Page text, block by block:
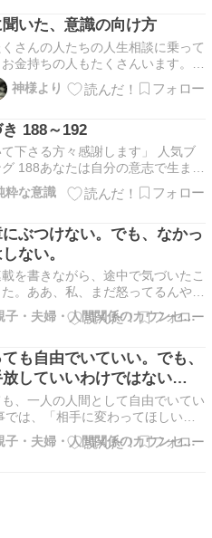
す。発作が終わっても、エネルギ
神…
いた、意識の向け方
さんの人たちの人生相談に乗って
金持ちの人もたくさんいます。中
スーパーお金持ちの人もたくさん知
した人たちのお話を聞くと分かる
普通の人と全然違う。ましてやお
る…
神様より
188～192
て下さる方々感謝します」 人気ブ
188あなたは自分の意志で生まれ
自分の意志で生きていると考えるか
す。実際、あなたは自分の意志で
に過ぎない。なぜなら、すべては
粋な意識
ぶつけない。でも、なかっ
ない。
を書きながら、途中で気づいたこ
。ああ、私、まだ怒ってるんやな
ウンセリングの中では、内容はそれ
も、構造としてはよく似た話に出
けれど、その生活が成り立つよう
が…
・夫婦・人間関係のカウンセリング｜奈良・温もりを求めて
も自由でいていい。でも、
していいわけではない
、一人の人間として自由でいてい
では、「相手に変わってほしい」
、すべて依存なのか。という問いに
た。相手を自分の思いどおりに変
・夫婦・人間関係のカウンセリング｜奈良・温もりを求めて